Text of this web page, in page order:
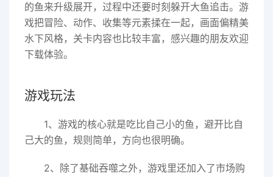
的鱼来升级展开，过程中还要时刻躲开大鱼追击。游
戏把冒险、动作、收集等元素揉在一起，画面偏精美
水下风格，关卡内容也比较丰富，感兴趣的朋友欢迎
下载体验。
游戏玩法
1、游戏的核心就是吃比自己小的鱼，避开比自
己大的鱼，规则简单，方向也很明确。
2、除了基础吞噬之外，游戏里还加入了市场购